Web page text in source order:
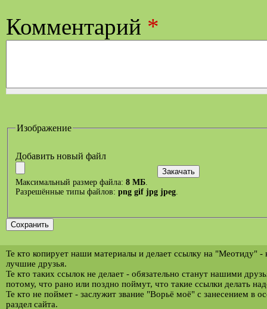
Комментарий *
Изображение
Добавить новый файл
Максимальный размер файла: 8 МБ.
Разрешённые типы файлов: png gif jpg jpeg.
Те кто копирует наши материалы и делает ссылку на "Меотиду" -
лучшие друзья.
Те кто таких ссылок не делает - обязательно станут нашими
потому, что рано или поздно поймут, что такие ссылки делать
Те кто не поймет - заслужит звание "Ворьё моё" с занесением в
раздел сайта.